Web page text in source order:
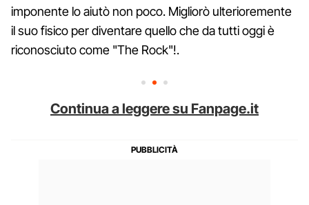
imponente lo aiutò non poco. Migliorò ulterioremente
il suo fisico per diventare quello che da tutti oggi è
riconosciuto come "The Rock"!.
Continua a leggere su Fanpage.it